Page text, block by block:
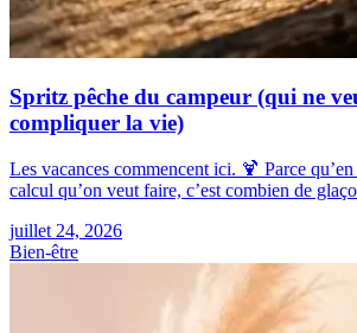
Spritz pêche du campeur (qui ne
compliquer la vie)
Les vacances commencent ici. 🍹 Parce
calcul qu’on veut faire, c’est combien de
juillet 24, 2026
Bien-être